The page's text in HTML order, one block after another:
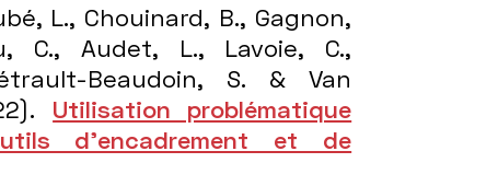
L., Chouinard, B., Gagnon,
C., Audet, L., Lavoie, C.,
Beaudoin, S. & Van
Utilisation problématique
d’encadrement et de